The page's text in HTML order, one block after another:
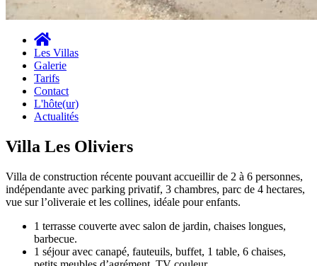
Les Villas
Galerie
Tarifs
Contact
L'hôte(ur)
Actualités
Villa Les Oliviers
Villa de construction récente pouvant accueillir de 2 à 6 personnes,
indépendante avec parking privatif, 3 chambres, parc de 4 hectares,
vue sur l’oliveraie et les collines, idéale pour enfants.
1 terrasse couverte avec salon de jardin, chaises longues,
barbecue.
1 séjour avec canapé, fauteuils, buffet, 1 table, 6 chaises,